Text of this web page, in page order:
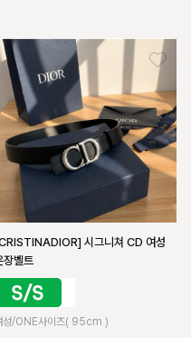
시그니쳐 CD 여성
장벨트
성/ONE사이즈( 95cm )